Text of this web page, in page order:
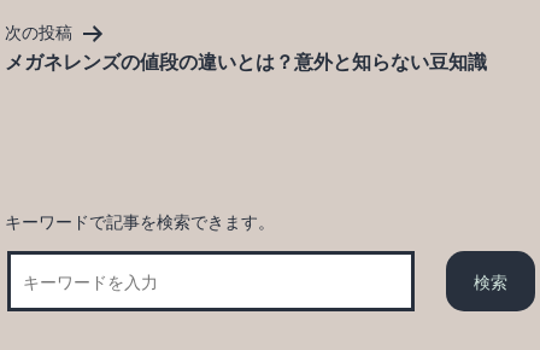
ゲ
ー
シ
次の投稿
メガネレンズの値段の違いとは？意外と知らない豆知識
キーワードで記事を検索できます。